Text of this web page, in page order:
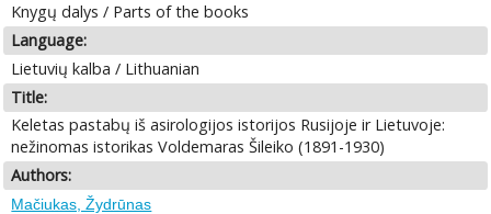
Knygų dalys / Parts of the books
Language:
Lietuvių kalba / Lithuanian
Title:
Keletas pastabų iš asirologijos istorijos Rusijoje ir Lietuvoje:
nežinomas istorikas Voldemaras Šileiko (1891-1930)
Authors:
Mačiukas, Žydrūnas